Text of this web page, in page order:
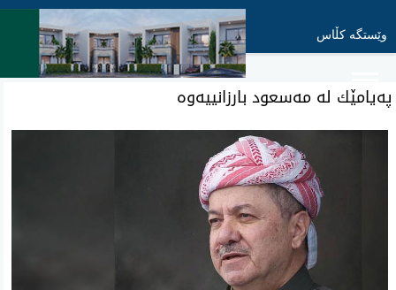
وێستگە کڵاس
په‌یامێك له‌ مه‌سعود بارزانییه‌وه‌